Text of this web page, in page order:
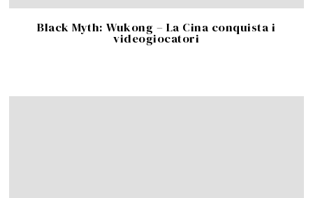
Black Myth: Wukong – La Cina conquista i
videogiocatori